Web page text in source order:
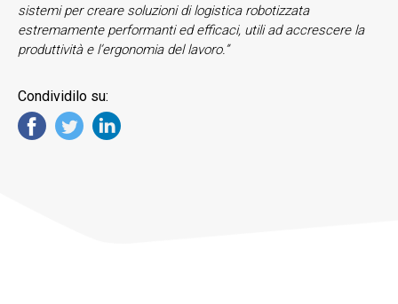
sistemi per creare soluzioni di logistica robotizzata
estremamente performanti ed efficaci, utili ad accrescere la
produttività e l’ergonomia del lavoro.”
Condividilo su: